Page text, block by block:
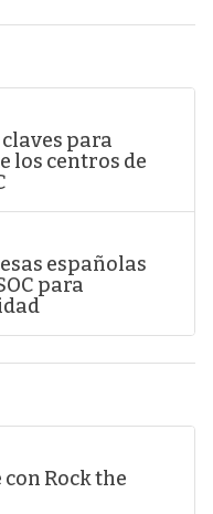
para
los centros de
españolas
para
Rock the